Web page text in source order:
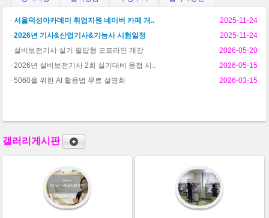
서울덕성아카데미 취업지원 네이버 카페 개..
2025-11-24
2026년 기사&산업기사&기능사 시험일정
2025-11-24
설비보전기사 실기 필답형 오프라인 개강
2026-05-20
2026년 설비보전기사 2회 실기대비 용접 시..
2026-05-15
5060을 위한 AI 활용법 무료 설명회
2026-03-15
갤러리게시판